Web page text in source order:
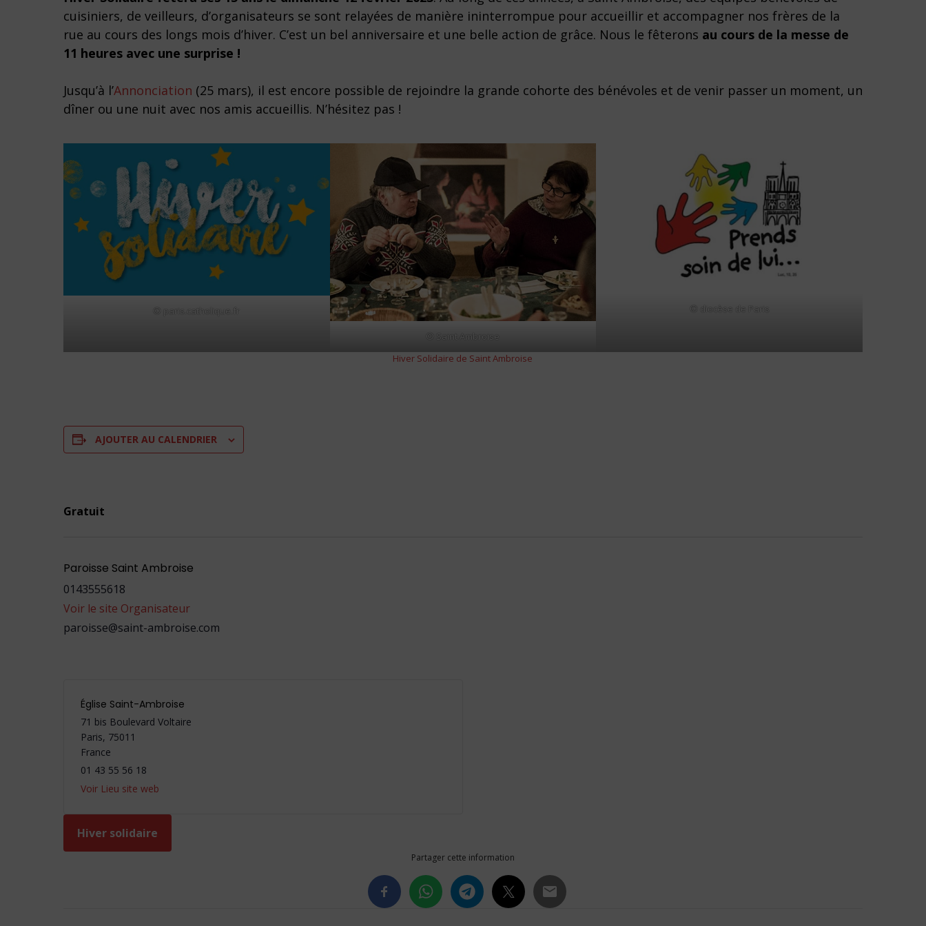
cuisiniers, de veilleurs, d’organisateurs se sont relayées de manière ininterrompue pour accueillir et accompagner nos frères de la
rue au cours des longs mois d’hiver. C’est un bel anniversaire et une belle action de grâce. Nous le fêterons au cours de la messe de
11 heures avec une surprise !
Jusqu’à l’Annonciation (25 mars), il est encore possible de rejoindre la grande cohorte des bénévoles et de venir passer un moment, un
dîner ou une nuit avec nos amis accueillis. N’hésitez pas !
© paris.catholique.fr
© Saint Ambroise
© diocèse de Paris
Hiver Solidaire de Saint Ambroise
AJOUTER AU CALENDRIER
Gratuit
Paroisse Saint Ambroise
0143555618
Voir le site Organisateur
paroisse@saint-ambroise.com
Église Saint-Ambroise
71 bis Boulevard Voltaire
Paris, 75011
France
01 43 55 56 18
Voir Lieu site web
Hiver solidaire
Partager cette information